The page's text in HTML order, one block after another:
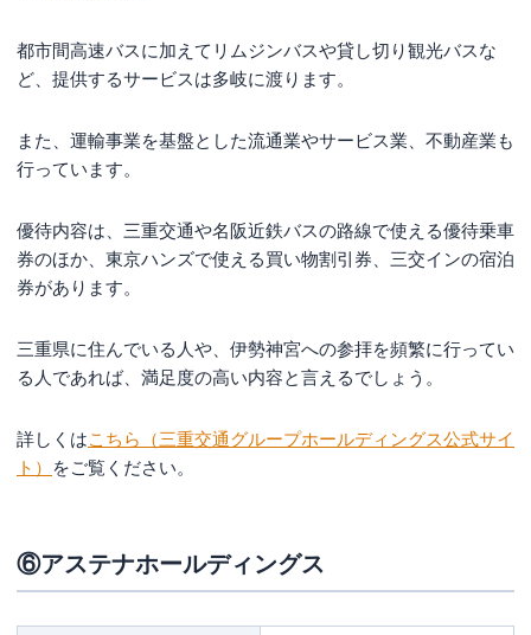
都市間高速バスに加えてリムジンバスや貸し切り観光バスな
ど、提供するサービスは多岐に渡ります。
また、運輸事業を基盤とした流通業やサービス業、不動産業も
行っています。
優待内容は、三重交通や名阪近鉄バスの路線で使える優待乗車
券のほか、東京ハンズで使える買い物割引券、三交インの宿泊
券があります。
三重県に住んでいる人や、伊勢神宮への参拝を頻繁に行ってい
る人であれば、満足度の高い内容と言えるでしょう。
詳しくはこちら（三重交通グループホールディングス公式サイ
ト）
をご覧ください。
⑥アステナホールディングス